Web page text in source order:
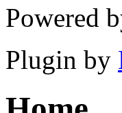
Powered
Plugin by